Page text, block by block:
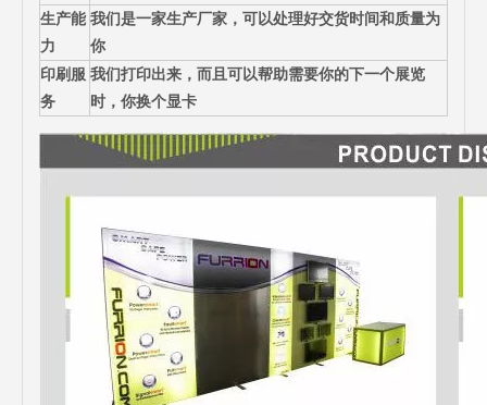
生产能
力
我们是一家生产厂家，可以处理好交货时间和质量为
你
印刷服
务
我们打印出来，而且可以帮助需要你的下一个展览
时，你换个显卡